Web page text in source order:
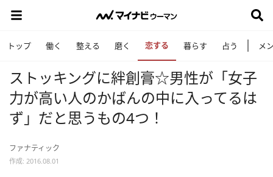
トップ 働く 整える 磨く 恋する 暮らす 占う メ
ストッキングに絆創膏☆男性が「女子
力が高い人のかばんの中に入ってるは
ず」だと思うもの4つ！
ファナティック
作成: 2016.08.01